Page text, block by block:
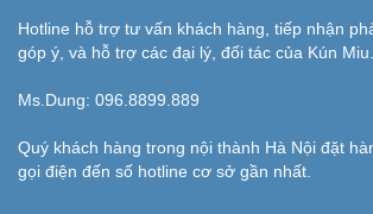
Hotline hỗ trợ tư vấn khách hàng, tiếp nhận
góp ý, và hỗ trợ các đại lý, đối tác của Kún Miu.
Ms.Dung: 096.8899.889
Quý khách hàng trong nội thành Hà Nội đặt
gọi điện đến số hotline cơ sở gần nhất.